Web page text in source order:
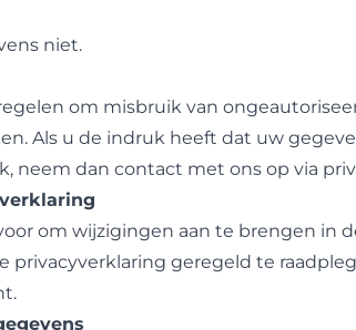
niet.
om misbruik van
Als u de indruk heeft dat uw
neem dan contact met ons op via
om wijzigingen aan te brengen in
privacyverklaring geregeld te